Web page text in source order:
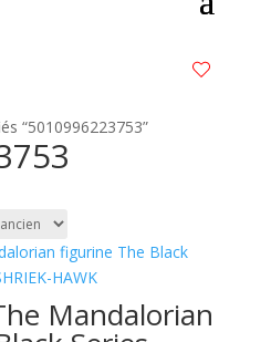
“5010996223753”
Mandalorian